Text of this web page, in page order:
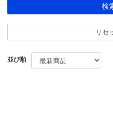
検
リセ
並び順